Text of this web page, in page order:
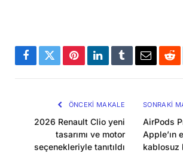
Facebook
TwitterPinterestLinkedInTumblrEmail
ÖNCEKI MAKALE
2026 Renault Clio yeni
tasarımı ve motor
seçenekleriyle tanıtıldı
SONRAKI
AirPods
Apple’ın
kablosuz